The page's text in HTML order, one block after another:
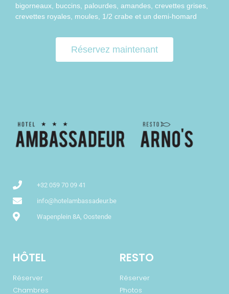
bigorneaux, buccins, palourdes, amandes, crevettes grises,
crevettes royales, moules, 1/2 crabe et un demi-homard
Réservez maintenant
+32 059 70 09 41
info@hotelambassadeur.be
Wapenplein 8A, Oostende
HÔTEL
Réserver
Chambres
RESTO
Réserver
Photos